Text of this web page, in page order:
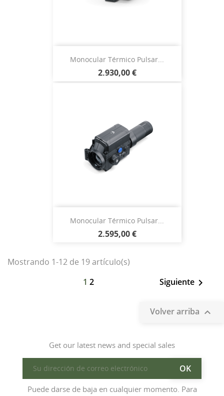
Monocular Térmico Pulsar...
2.930,00 €
Monocular Térmico Pulsar...
2.595,00 €
Mostrando 1-12 de 19 artículo(s)
1 2 Siguiente 
Volver arriba 
Get our latest news and special sales
Puede darse de baja en cualquier momento. Para